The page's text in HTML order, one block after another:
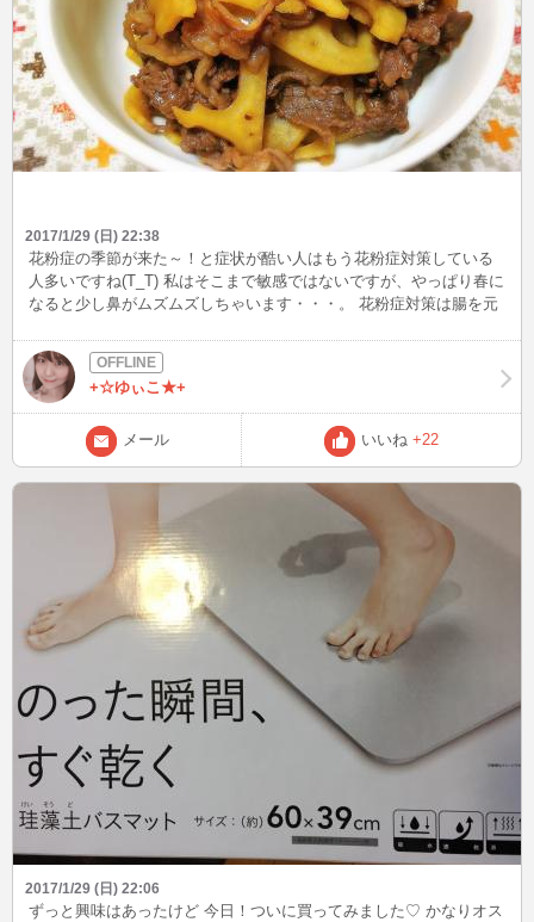
2017/1/29 (日) 22:38
花粉症の季節が来た～！と症状が酷い人はもう花粉症対策している
人多いですね(T_T) 私はそこまで敏感ではないですが、やっぱり春に
なると少し鼻がムズムズしちゃいます・・・。 花粉症対策は腸を元
のきんぴらを作りました(*^^)v ボリュームアップの為に牛肉を足して
作りました!(^^)! そして鷹の爪入れ忘れちゃいました・・・
+☆ゆぃこ★+
メール いいね +22
2017/1/29 (日) 22:06
ずっと興味はあったけど 今日！ついに買ってみました♡ かなりオス